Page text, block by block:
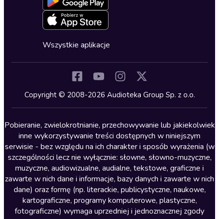
Kryminały
Lektury szkolne
Literatura anglojęzyczna
Literatura faktu
Literatura obyczajowa
Literatura piękna obca
Literatura piękna polska
Nagrania relaksacyjne
Deklaracja dostępności
Oferta dla firm i bibliotek
Zapowiedzi
Cykle audiobooków
Wszystkie aplikacje
Copyright © 2008-2026 Audioteka Group Sp. z o.o.
Pobieranie, zwielokrotnianie, przechowywanie lub jakiekolwiek
inne wykorzystywanie treści dostępnych w niniejszym
serwisie - bez względu na ich charakter i sposób wyrażenia (w
szczególności lecz nie wyłącznie: słowne, słowno-muzyczne,
muzyczne, audiowizualne, audialne, tekstowe, graficzne i
zawarte w nich dane i informacje, bazy danych i zawarte w nich
dane) oraz formę (np. literackie, publicystyczne, naukowe,
kartograficzne, programy komputerowe, plastyczne,
fotograficzne) wymaga uprzedniej i jednoznacznej zgody